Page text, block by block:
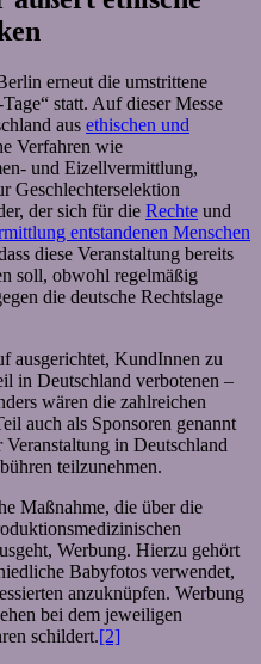
erneut die umstrittene
statt. Auf dieser Messe
aus ethischen und
Verfahren wie
und Eizellvermittlung,
Geschlechterselektion
der sich für die Rechte und
entstandenen Menschen
diese Veranstaltung bereits
soll, obwohl regelmäßig
die deutsche Rechtslage
ausgerichtet, KundInnen zu
in Deutschland verbotenen –
wären die zahlreichen
auch als Sponsoren genannt
in Deutschland
teilzunehmen.
Maßnahme, die über die
Werbung. Hierzu gehört
Babyfotos verwendet,
anzuknüpfen. Werbung
bei dem jeweiligen
schildert.[2]